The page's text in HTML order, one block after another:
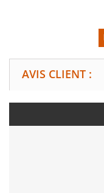
AVIS CLIENT :